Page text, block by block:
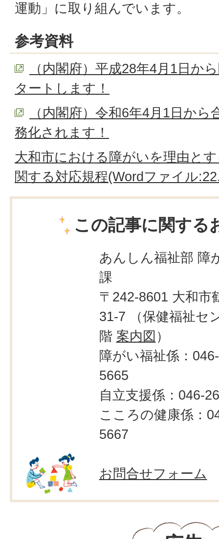
運動」に取り組んでいます。
参考資料
（内閣府）平成28年4月1日か
タートします！
（内閣府）令和6年4月1日か
務化されます！
大和市における障がいを理由と
関する対応規程(Wordファイル
この記事に関する
あんしん福祉部 障
課
〒242-8601 大和市
31-7 （保健福祉セ
階 案内図 ）
障がい福祉係：
5665
自立支援係：046-
こころの健康係：
5667
お問合せフォーム